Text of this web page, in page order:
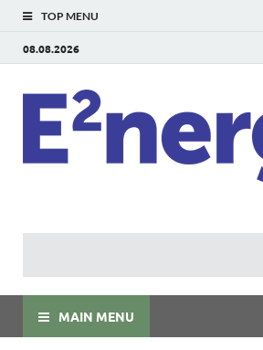
TOP MENU
08.08.2026
MAIN MENU